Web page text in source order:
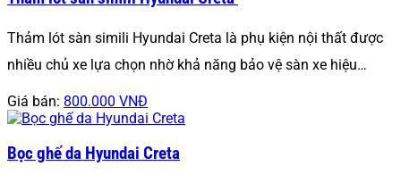
Thảm lót sàn simili Hyundai Creta là phụ kiện nội thất được
nhiều chủ xe lựa chọn nhờ khả năng bảo vệ sàn xe hiệu…
Giá bán: 800.000 VNĐ
Bọc ghế da Hyundai Creta